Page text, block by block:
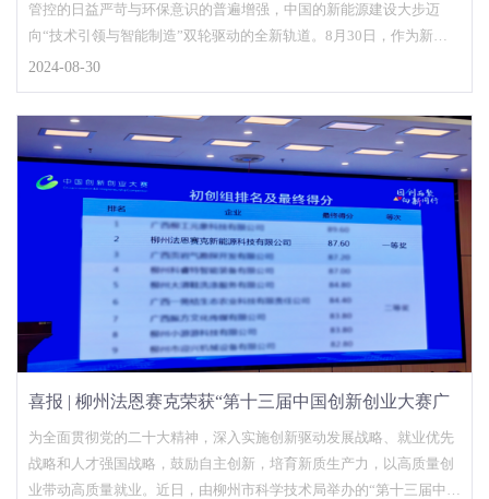
管控的日益严苛与环保意识的普遍增强，中国的新能源建设大步迈
向“技术引领与智能制造”双轮驱动的全新轨道。8月30日，作为新能
源电池材料领域电解液……
2024-08-30
喜报 | 柳州法恩赛克荣获“第十三届中国创新创业大赛广
西赛区柳州市选拔赛暨2024年柳州市创新创业大赛一等
奖”
为全面贯彻党的二十大精神，深入实施创新驱动发展战略、就业优先
战略和人才强国战略，鼓励自主创新，培育新质生产力，以高质量创
业带动高质量就业。近日，由柳州市科学技术局举办的“第十三届中国